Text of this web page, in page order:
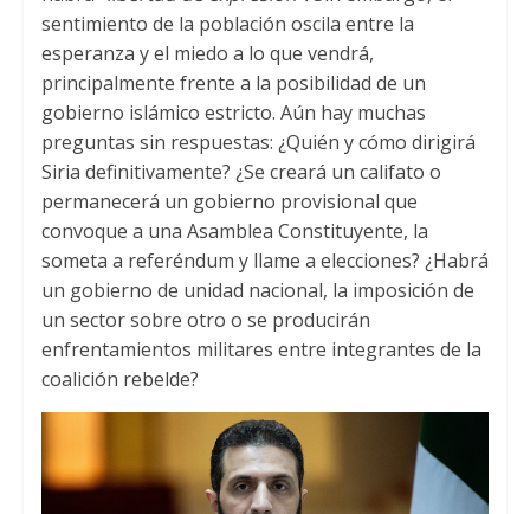
sentimiento de la población oscila entre la
esperanza y el miedo a lo que vendrá,
principalmente frente a la posibilidad de un
gobierno islámico estricto. Aún hay muchas
preguntas sin respuestas: ¿Quién y cómo dirigirá
Siria definitivamente? ¿Se creará un califato o
permanecerá un gobierno provisional que
convoque a una Asamblea Constituyente, la
someta a referéndum y llame a elecciones? ¿Habrá
un gobierno de unidad nacional, la imposición de
un sector sobre otro o se producirán
enfrentamientos militares entre integrantes de la
coalición rebelde?